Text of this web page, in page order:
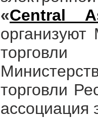
«Central
торговли
ассоциация